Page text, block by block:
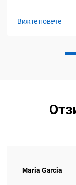
Вижте повече
Maria Garcia